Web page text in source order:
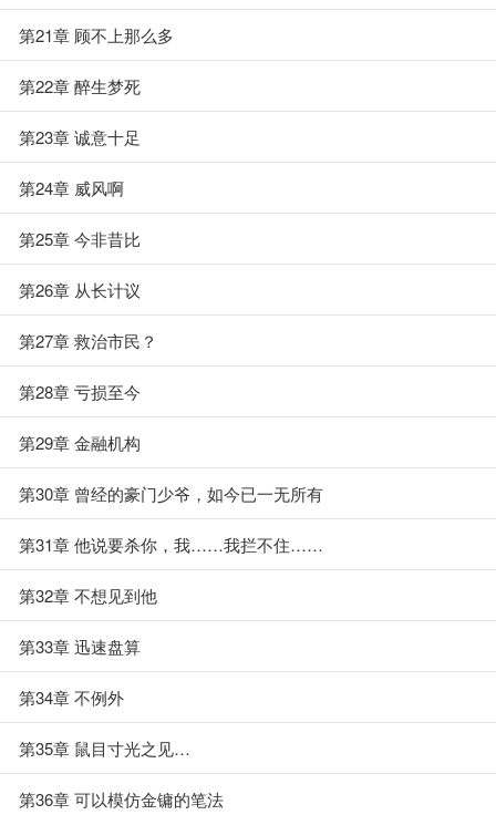
第21章 顾不上那么多
第22章 醉生梦死
第23章 诚意十足
第24章 威风啊
第25章 今非昔比
第26章 从长计议
第27章 救治市民？
第28章 亏损至今
第29章 金融机构
第30章 曾经的豪门少爷，如今已一无所有
第31章 他说要杀你，我……我拦不住……
第32章 不想见到他
第33章 迅速盘算
第34章 不例外
第35章 鼠目寸光之见…
第36章 可以模仿金镛的笔法